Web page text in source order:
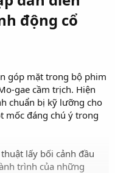
động cổ
góp mặt trong bộ phim
gae cầm trịch. Hiện
chuẩn bị kỹ lưỡng cho
mốc đáng chú ý trong
lấy bối cảnh đầu
trình của những